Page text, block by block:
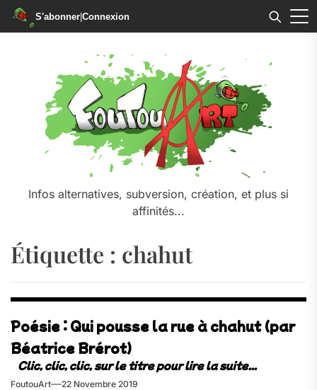
S'abonner|Connexion
Infos alternatives, subversion, création, et plus si
affinités...
Étiquette : chahut
Poésie : Qui pousse la rue à chahut (par
Béatrice Brérot)
FoutouArt 22 Novembre 2019